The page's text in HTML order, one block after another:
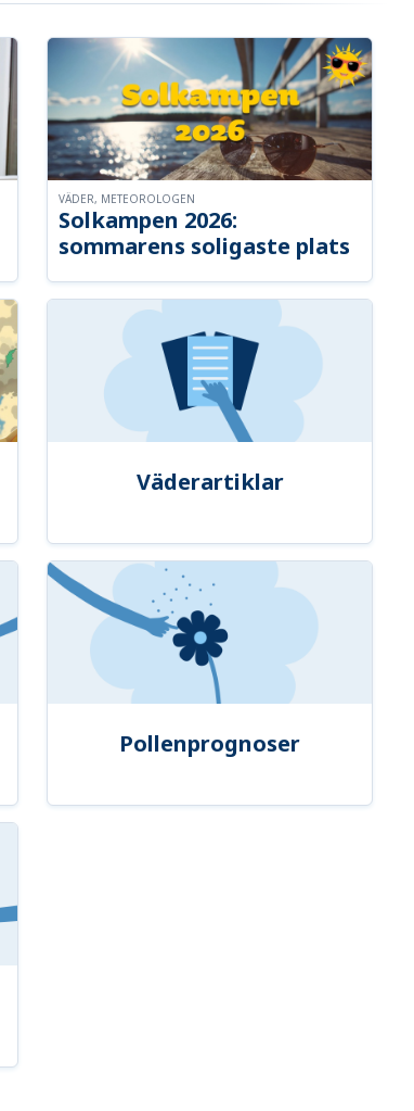
Solkampen 2026:
sommarens soligaste plats
VÄDER, METEOROLOGEN
Väderartiklar
Pollenprognoser